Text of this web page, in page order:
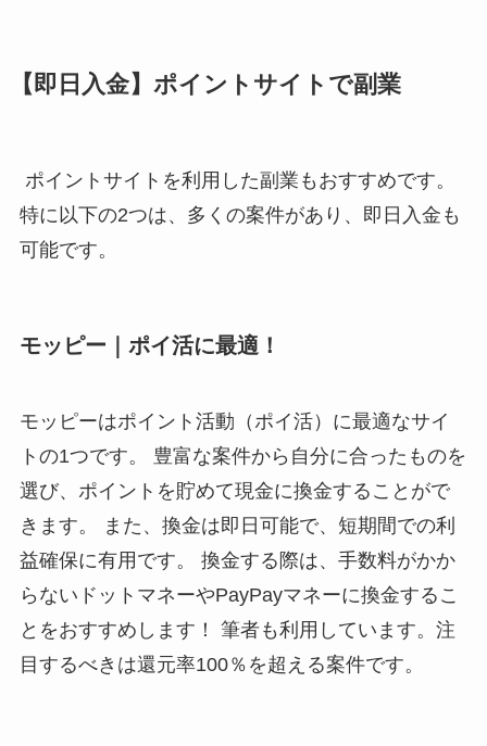
【即日入金】ポイントサイトで副業
ポイントサイトを利用した副業もおすすめです。
特に以下の2つは、多くの案件があり、 即日入金も
可能です。
モッピー｜ポイ活に最適！
モッピーはポイント活動（ポイ活）に最適なサイ
トの1つです。 豊富な案件から自分に合ったものを
選び、ポイントを貯めて現金に換金することがで
きます。 また、換金は即日可能で、短期間での利
益確保に有用です。 換金する際は、手数料がかか
らないドットマネーやPayPayマネーに換金するこ
とをおすすめします！ 筆者も利用しています。注
目するべきは還元率100％を超える案件です。